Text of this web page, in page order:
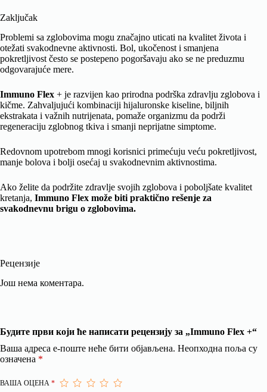
Zaključak
Problemi sa zglobovima mogu značajno uticati na kvalitet života i
otežati svakodnevne aktivnosti. Bol, ukočenost i smanjena
pokretljivost često se postepeno pogoršavaju ako se ne preduzmu
odgovarajuće mere.
Immuno Flex + je razvijen kao prirodna podrška zdravlju zglobova i
kičme. Zahvaljujući kombinaciji hijaluronske kiseline, biljnih
ekstrakata i važnih nutrijenata, pomaže organizmu da podrži
regeneraciju zglobnog tkiva i smanji neprijatne simptome.
Redovnom upotrebom mnogi korisnici primećuju veću pokretljivost,
manje bolova i bolji osećaj u svakodnevnim aktivnostima.
Ako želite da podržite zdravlje svojih zglobova i poboljšate kvalitet
kretanja, Immuno Flex može biti praktično rešenje za
svakodnevnu brigu o zglobovima.
Рецензије
Још нема коментара.
Будите први који ће написати рецензију за „Immuno Flex +“
Ваша адреса е-поште неће бити објављена. Неопходна поља су
означена *
ВАША ОЦЕНА *